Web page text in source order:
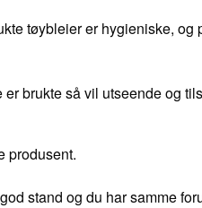
tøybleier er hygieniske,
brukte så vil utseende og
produsent.
stand og du har samme